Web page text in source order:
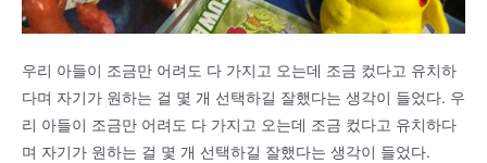
우리 아들이 조금만 어려도 다 가지고 오는데 조금 컸다고 유치하
다며 자기가 원하는 걸 몇 개 선택하길 잘했다는 생각이 들었다. 우
리 아들이 조금만 어려도 다 가지고 오는데 조금 컸다고 유치하다
며 자기가 원하는 걸 몇 개 선택하길 잘했다는 생각이 들었다.